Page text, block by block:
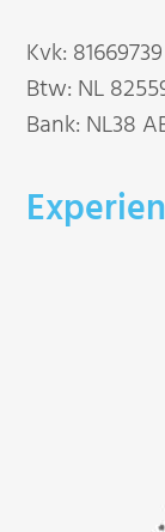
Kvk: 81669739
Btw: NL
Bank: NL38